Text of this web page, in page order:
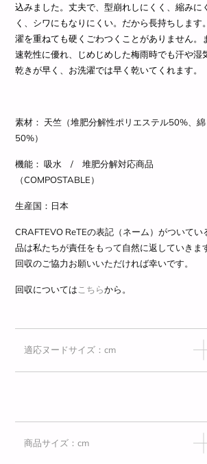
込みました。丈夫で、型崩れしにくく、縮みに
く、シワにもなりにくい。だから長持ちします
濯を重ねても硬くごわつくことがありません。
速乾性に優れ、じめじめした梅雨時でも汗や湿
乾きが早く、お洗濯では早く乾いてくれます。
素材： 天竺（堆肥分解性ポリエステル50%、綿
50%）
機能： 吸水 / 堆肥分解対応商品
（COMPOSTABLE）
生産国：日本
CRAFTEVO ReTEの表記（ネーム）がついてい
品は私たちが責任をもって自然に返していきま
回収のご協力お願いいただければ幸いです。
回収については こちらから。
適応ヌードサイズ：cm
商品サイズ：cm